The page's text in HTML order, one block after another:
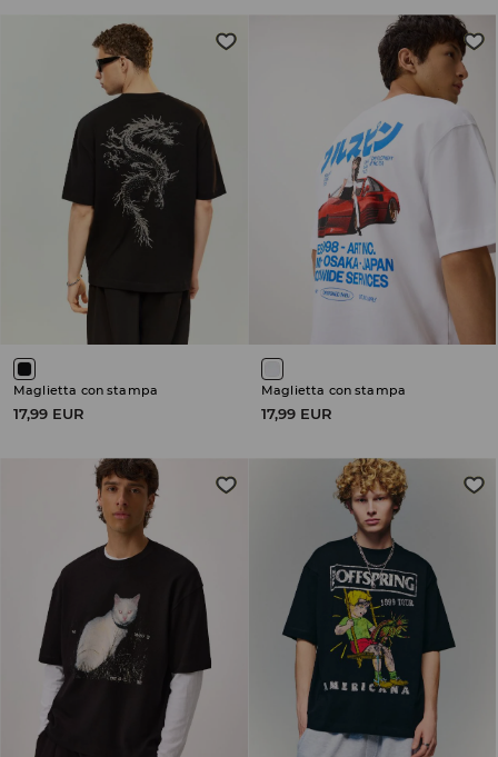
Maglietta con stampa
17,99 EUR
Maglietta con stampa
17,99 EUR